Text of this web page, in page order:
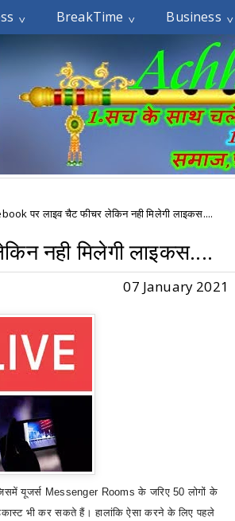
BreakTime Business
पर लाइव चैट फीचर लेकिन नही मिलेगी लाइकस....
नही मिलेगी लाइकस....
07 January 2021
यूजर्स Messenger Roomsके जरिए 50 लोगों के
भी कर सकते हैं। हालांकि ऐसा करने के लिए पहले